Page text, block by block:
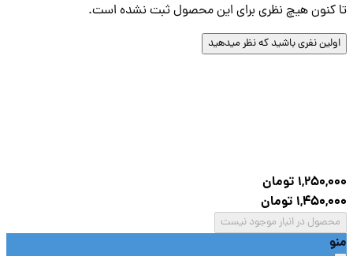
کنون هیچ نظری برای این محصول ثبت نشده است.
نفری باشید که نظر میدهید
تومان
تومان
در انبار موجود نیست